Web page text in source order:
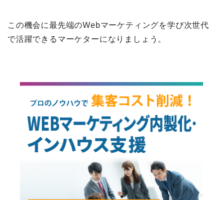
この機会に最先端のWebマーケティングを学び次世代
で活躍できるマーケターになりましょう。